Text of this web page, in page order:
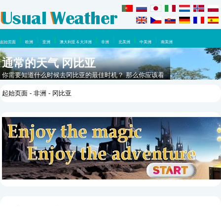
起始页面 欧洲 亚洲 澳大利亚 & 大洋洲 非洲 北美洲 中美洲 南美洲
通常的天气 冈比亚
你需要知道什么时候去冈比亚的最佳时机？ 那么你应该看
起始页面 -非洲 - 冈比亚